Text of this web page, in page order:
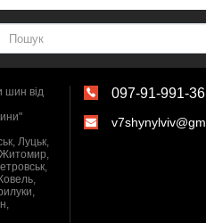
шин від
Луцьк,
Житомир,
097-91-991-36